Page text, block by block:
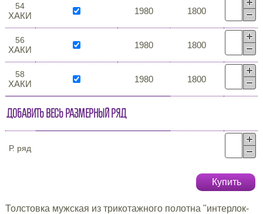
54
ХАКИ 1980 1800
56
ХАКИ 1980 1800
58
ХАКИ 1980 1800
Добавить весь размерный ряд
Р. ряд
Купить
Толстовка мужская из трикотажного полотна "интерлок-